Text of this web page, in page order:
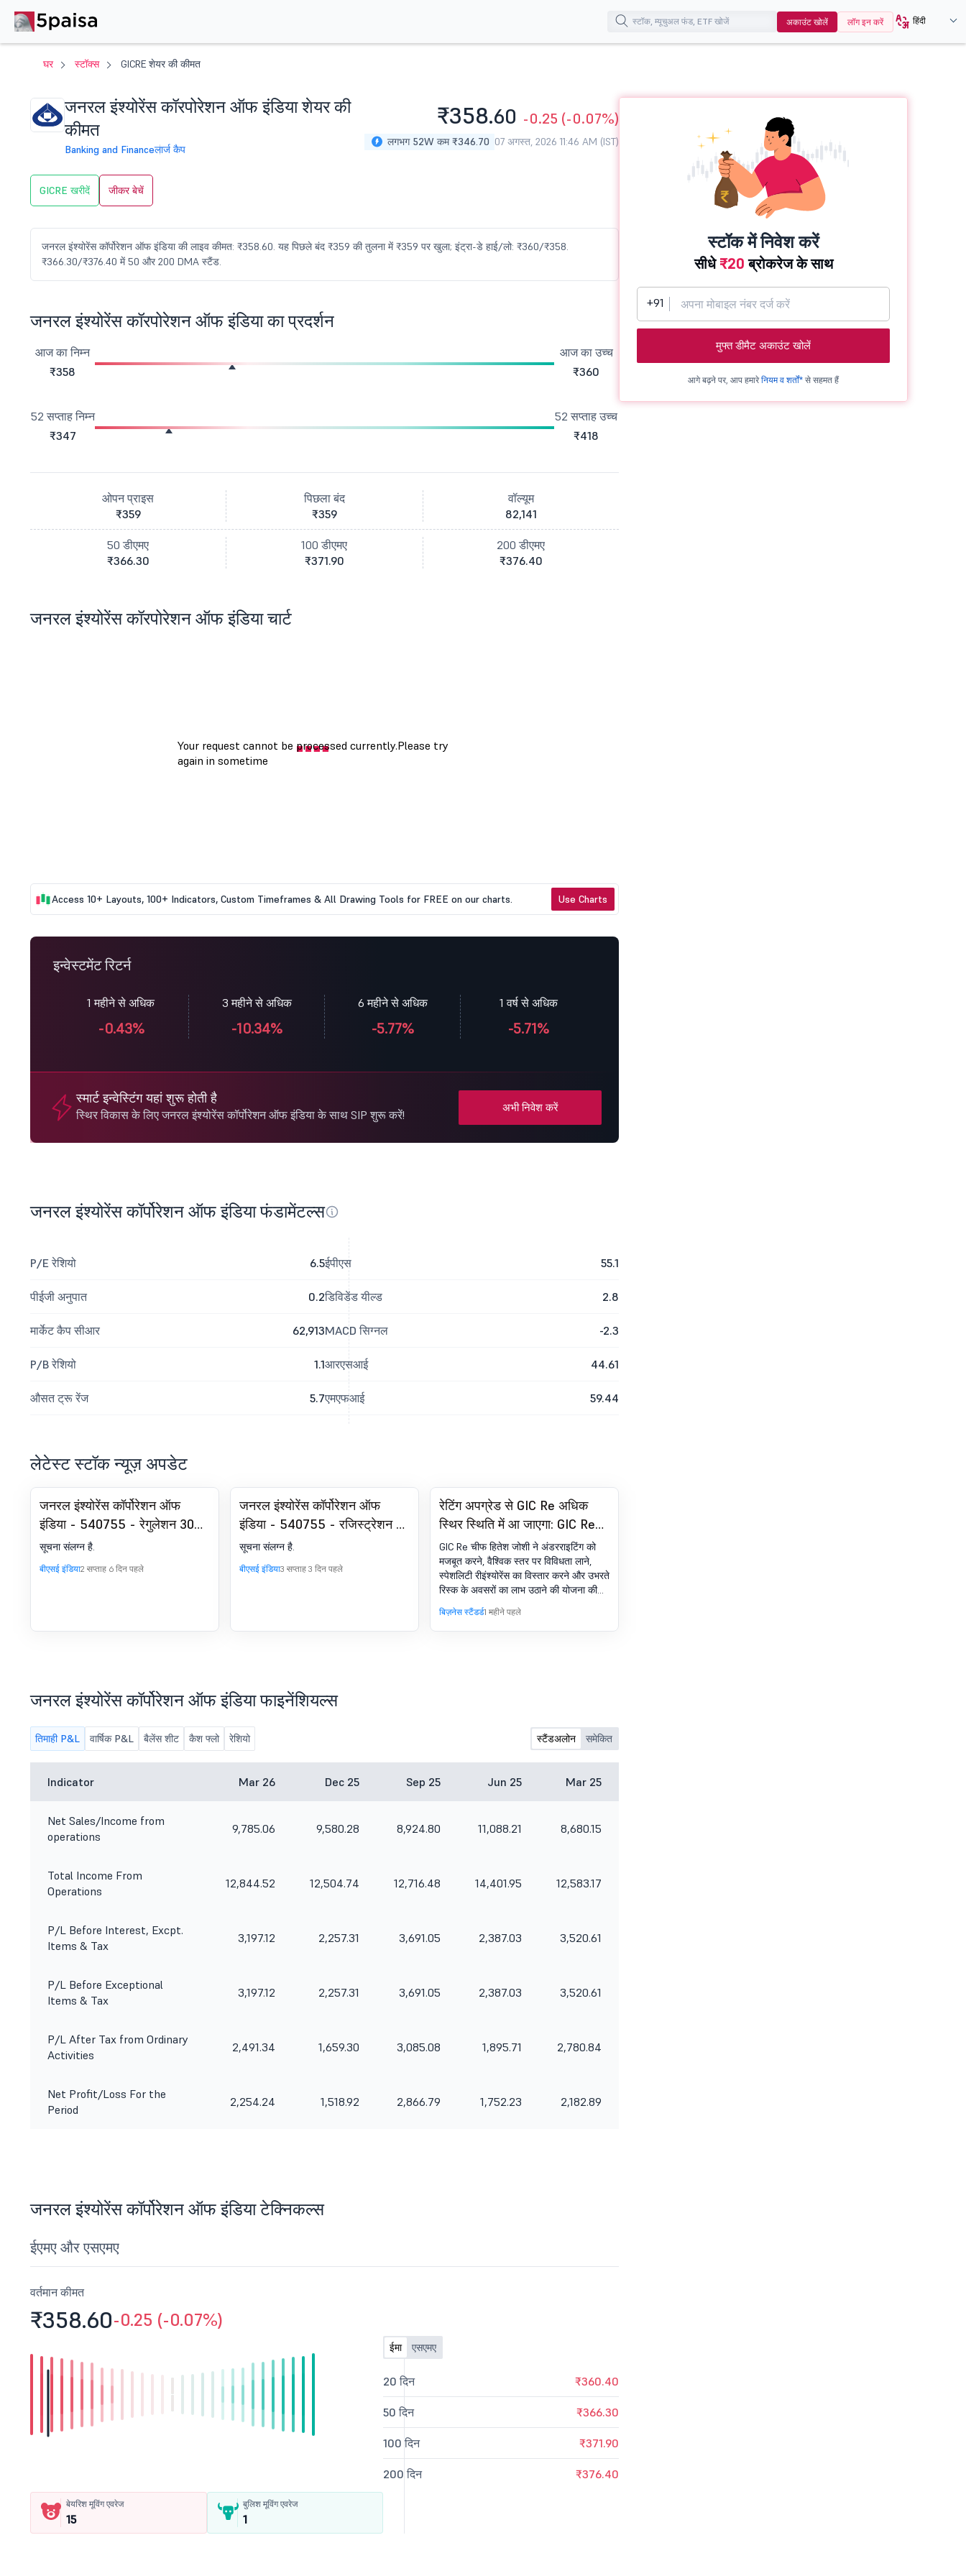
अकाउंट खोलें लॉग इन करें हिंदी
घर स्टॉक्स GICRE शेयर की कीमत
जनरल इंश्योरेंस कॉरपोरेशन ऑफ इंडिया शेयर की
कीमत
Banking and Financeलार्ज कैप
₹358.60 -0.25 (-0.07%)
लगभग 52W कम ₹346.70 07 अगस्त, 2026 11:46 AM (IST)
GICRE खरीदें जीकर बेचें
जनरल इंश्योरेंस कॉर्पोरेशन ऑफ इंडिया की लाइव कीमत: ₹358.60. यह पिछले बंद ₹359 की तुलना में ₹359 पर खुला; इंट्रा-डे हाई/लो: ₹360/₹358.
₹366.30/₹376.40 में 50 और 200 DMA स्टैंड.
जनरल इंश्योरेंस कॉरपोरेशन ऑफ इंडिया का प्रदर्शन
आज का निम्न
₹358
आज का उच्च
₹360
52 सप्ताह निम्न
₹347
52 सप्ताह उच्च
₹418
ओपन प्राइस
₹359
पिछला बंद
₹359
वॉल्यूम
82,141
50 डीएमए
₹366.30
100 डीएमए
₹371.90
200 डीएमए
₹376.40
जनरल इंश्योरेंस कॉरपोरेशन ऑफ इंडिया चार्ट
Access 10+ Layouts, 100+ Indicators, Custom Timeframes & All Drawing Tools for FREE on our charts. Use Charts
इन्वेस्टमेंट रिटर्न
1 महीने से अधिक
-0.43%
3 महीने से अधिक
-10.34%
6 महीने से अधिक
-5.77%
1 वर्ष से अधिक
-5.71%
स्मार्ट इन्वेस्टिंग यहां शुरू होती है
स्थिर विकास के लिए जनरल इंश्योरेंस कॉर्पोरेशन ऑफ इंडिया के साथ SIP शुरू करें!
अभी निवेश करें
जनरल इंश्योरेंस कॉर्पोरेशन ऑफ इंडिया फंडामेंटल्स
P/E रेशियो 6.5
पीईजी अनुपात 0.2
मार्केट कैप सीआर 62,913
P/B रेशियो 1.1
औसत ट्रू रेंज 5.7
ईपीएस 55.1
डिविडेंड यील्ड 2.8
MACD सिग्नल -2.3
आरएसआई 44.61
एमएफआई 59.44
लेटेस्ट स्टॉक न्यूज़ अपडेट
जनरल इंश्योरेंस कॉर्पोरेशन ऑफ
इंडिया - 540755 - रेगुलेशन 30
(LODR) के तहत घोषणा - मैनेजमेंट में
बदलाव
सूचना संलग्न है.
बीएसई इंडिया2 सप्ताह 6 दिन पहले
जनरल इंश्योरेंस कॉर्पोरेशन ऑफ
इंडिया - 540755 - रजिस्ट्रेशन के
तहत अनुपालन-सर्टिफिकेट. SEBI
(DP) विनियम, 2018 का 74(5)
सूचना संलग्न है.
बीएसई इंडिया3 सप्ताह 3 दिन पहले
रेटिंग अपग्रेड से GIC Re अधिक
स्थिर स्थिति में आ जाएगा: GIC Re
CMD
GIC Re चीफ हितेश जोशी ने अंडरराइटिंग को
मजबूत करने, वैश्विक स्तर पर विविधता लाने,
स्पेशलिटी रीइंश्योरेंस का विस्तार करने और उभरते
रिस्क के अवसरों का लाभ उठाने की योजना की
रूपरेखा दी है
बिज़नेस स्टैंडर्ड1 महीने पहले
जनरल इंश्योरेंस कॉर्पोरेशन ऑफ इंडिया फाइनेंशियल्स
तिमाही P&L वार्षिक P&L बैलेंस शीट कैश फ्लो रेशियो स्टैंडअलोन समेकित
Indicator Mar 26 Dec 25 Sep 25 Jun 25 Mar 25
Net Sales/Income from
operations
9,785.06 9,580.28 8,924.80 11,088.21 8,680.15
Total Income From
Operations
12,844.52 12,504.74 12,716.48 14,401.95 12,583.17
P/L Before Interest, Excpt.
Items & Tax
3,197.12 2,257.31 3,691.05 2,387.03 3,520.61
P/L Before Exceptional
Items & Tax
3,197.12 2,257.31 3,691.05 2,387.03 3,520.61
P/L After Tax from Ordinary
Activities
2,491.34 1,659.30 3,085.08 1,895.71 2,780.84
Net Profit/Loss For the
Period
2,254.24 1,518.92 2,866.79 1,752.23 2,182.89
जनरल इंश्योरेंस कॉर्पोरेशन ऑफ इंडिया टेक्निकल्स
ईएमए और एसएमए
वर्तमान कीमत
₹358.60-0.25 (-0.07%)
बेयरिश मूविंग एवरेज
15
बुलिश मूविंग एवरेज
1
ईमा एसएमए
20 दिन ₹360.40
50 दिन ₹366.30
100 दिन ₹371.90
200 दिन ₹376.40
स्टॉक में निवेश करें
सीधे₹20ब्रोकरेज के साथ
+91
मुफ्त डीमैट अकाउंट खोलें
आगे बढ़ने पर, आप हमारेनियम व शर्तों* से सहमत हैं